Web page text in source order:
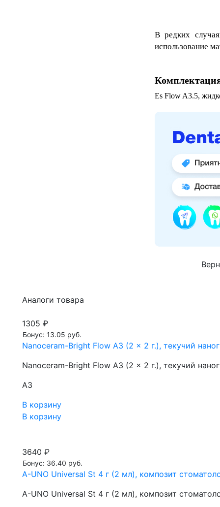
В редких
использование
Es Flow A3.5,
Аналоги товара
1305 ₽
Бонус: 13.05 руб.
Nanoceram-Bright Flow A3 (2 x 2 г.), текучий
Nanoceram-Bright Flow A3 (2 x 2 г.), текучий
A3
В корзину
В корзину
3640 ₽
Бонус: 36.40 руб.
A-UNO Universal St 4 г (2 мл), композит
A-UNO Universal St 4 г (2 мл), композит